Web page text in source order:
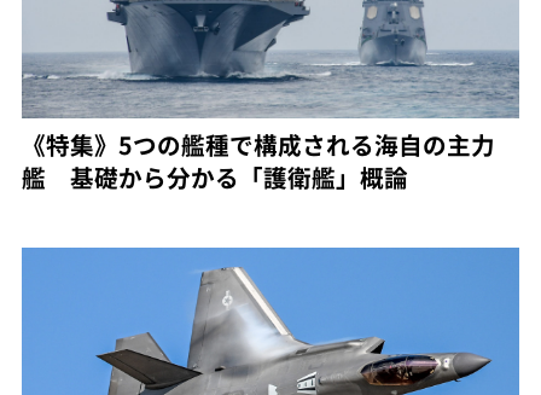
《特集》5つの艦種で構成される海自の主力
艦 基礎から分かる「護衛艦」概論